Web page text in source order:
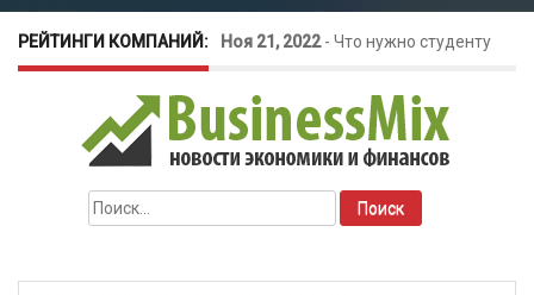
РЕЙТИНГИ КОМПАНИЙ: Ноя 21, 2022- Что нужно студенту
для открытия бизнеса?
Окт 26, 2022-Телефония для
amoCRM: лучшие инструменты для
бизнеса
Найти: